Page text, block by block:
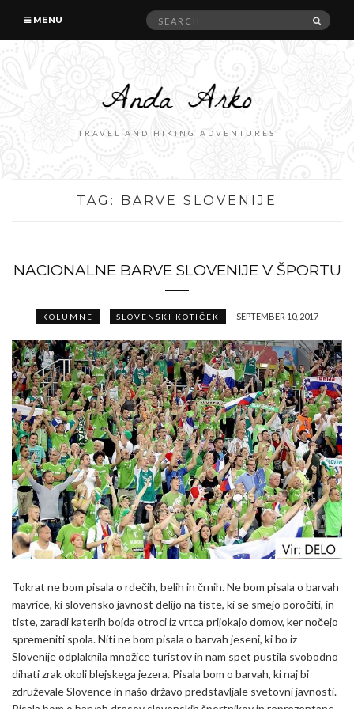
MENU
Search
TRAVEL AND HIKING ADVENTURES
TAG: BARVE SLOVENIJE
NACIONALNE BARVE SLOVENIJE V ŠPORTU
KOLUMNE SLOVENSKI KOTIČEK SEPTEMBER 10, 2017
Tokrat ne bom pisala o rdečih, belih in črnih. Ne bom pisala o barvah
mavrice, ki slovensko javnost delijo na tiste, ki se smejo poročiti, in
tiste, zaradi katerih bojda otroci iz vrtca prijokajo domov, ker nočejo
spremeniti spola. Niti ne bom pisala o barvah jeseni, ki bo iz
Slovenije odplaknila množice turistov in nam spet pustila svobodno
dihati zrak okoli blejskega jezera. Pisala bom o barvah, ki naj bi
združevale Slovence in našo državo predstavljale svetovni javnosti.